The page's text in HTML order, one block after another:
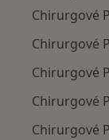
Chirurgové
Chirurgové
Chirurgové
Chirurgové
Chirurgové